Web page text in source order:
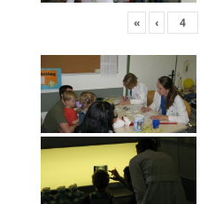
« ‹